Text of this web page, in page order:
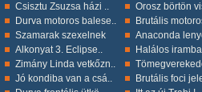
Csisztu Zsuzsa házi .. Orosz börtön
Durva motoros balese.. Brutális
Szamarak szexelnek Anaconda
Alkonyat 3. Eclipse.. Halálos
Zimány Linda vetkőzn..
Jó kondiba van a csá.. Brutális foci